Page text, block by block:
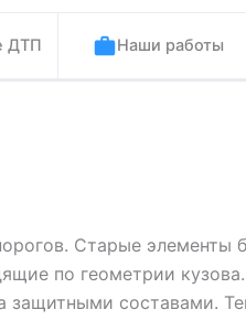
ДТП Наши работы
Старые элементы
по геометрии
защитными составами.